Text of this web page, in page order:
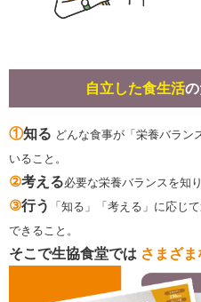
自立した食生活
①知る どんな食事が「栄養バラン
いること。
②考える必要な栄養バランスを知
③行う
「知る」「考える」に応じ
できること。
そこで生協食堂では さまざ